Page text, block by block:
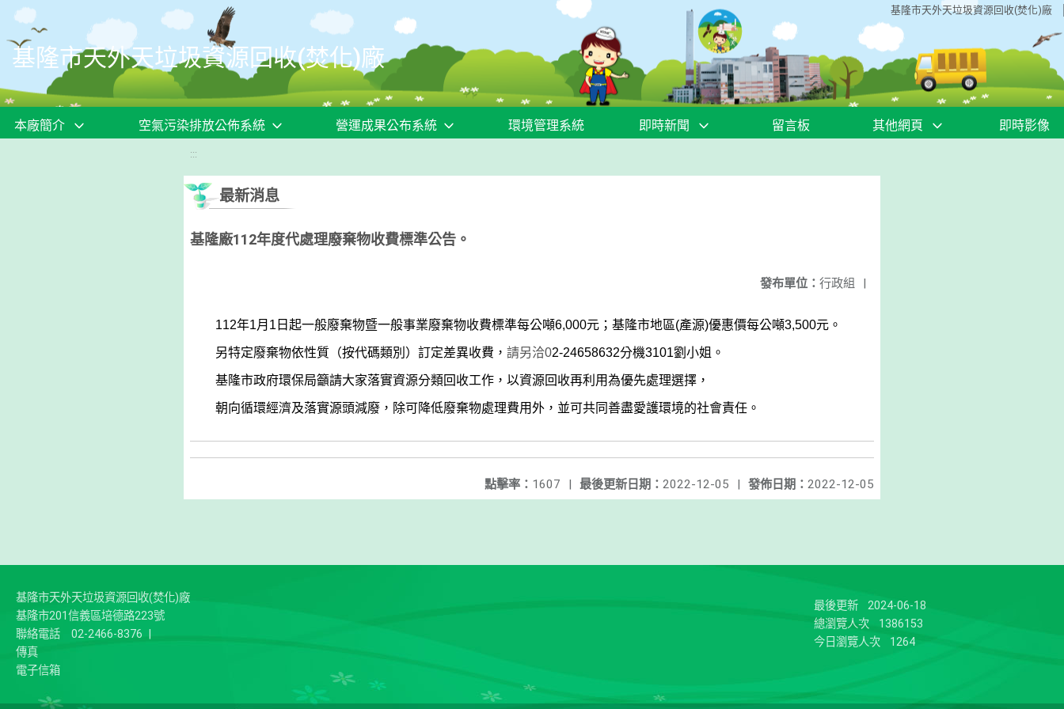
移至網頁之主要內容區位置 基隆市天外天垃圾資源回收(焚化)廠
基隆市天外天垃圾資源回收(焚化)廠
本廠簡介 空氣污染排放公佈系統 營運成果公布系統 環境管理系統 即時新聞 留言板 其他網頁 即時影像
:::
最新消息
基隆廠112年度代處理廢棄物收費標準公告。
發布單位： 行政組 |
112年1月1日起一般廢棄物暨一般事業廢棄物收費標準每公噸6,000元；基隆市地區(產源)優惠價每公噸3,500元。
另特定廢棄物依性質（按代碼類別）訂定差異收費， 請另洽02-24658632分機3101劉小姐。
基隆市政府環保局籲請大家落實資源分類回收工作，以資源回收再利用為優先處理選擇，
朝向循環經濟及落實源頭減廢，除可降低廢棄物處理費用外，並可共同善盡愛護環境的社會責任。
發佈日期： 2022-12-05
最後更新日期： 2022-12-05 |
點擊率： 1607 |
基隆市天外天垃圾資源回收(焚化)廠
基隆市201信義區培德路223號
聯絡電話
02-2466-8376
傳真
電子信箱
最後更新
2024-06-18
總瀏覽人次
1386153
今日瀏覽人次
1264